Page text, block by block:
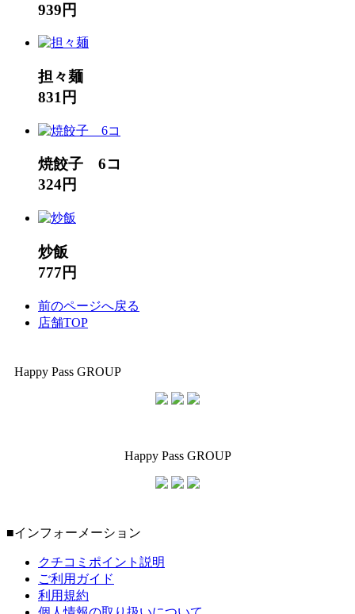
939円
担々麺
831円
焼餃子 6コ
324円
炒飯
777円
前のページへ戻る
店舗TOP
Happy Pass GROUP
Happy Pass GROUP
■インフォーメーション
クチコミポイント説明
ご利用ガイド
利用規約